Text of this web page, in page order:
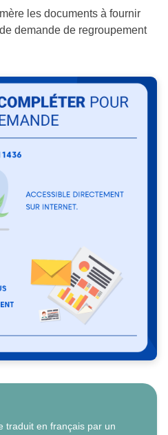
les documents à fournir
demande de regroupement
traduit en français par un